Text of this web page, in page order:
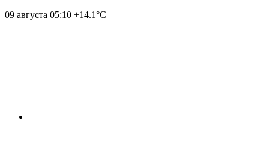
09 августа 05:10 +14.1°С